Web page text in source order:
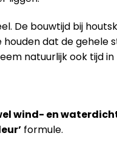
De bouwtijd bij
dat de gehele
natuurlijk ook tijd in
wind- en
formule.